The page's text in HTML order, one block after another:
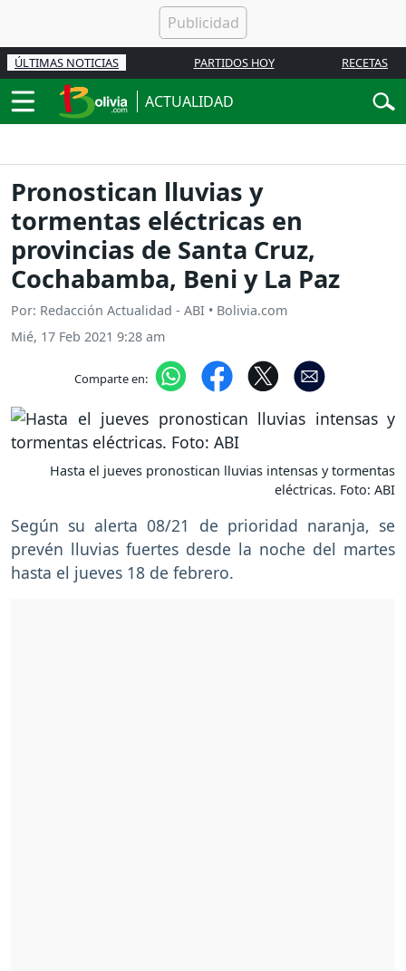
ÚLTIMAS NOTICIAS PARTIDOS HOY RECETAS
ACTUALIDAD
Pronostican lluvias y
tormentas eléctricas en
provincias de Santa Cruz,
Cochabamba, Beni y La Paz
Por: Redacción Actualidad - ABI • Bolivia.com
Mié, 17 Feb 2021 9:28 am
Comparte en:
Hasta el jueves pronostican lluvias intensas y tormentas
eléctricas. Foto: ABI
Según su alerta 08/21 de prioridad naranja, se
prevén lluvias fuertes desde la noche del martes
hasta el jueves 18 de febrero.